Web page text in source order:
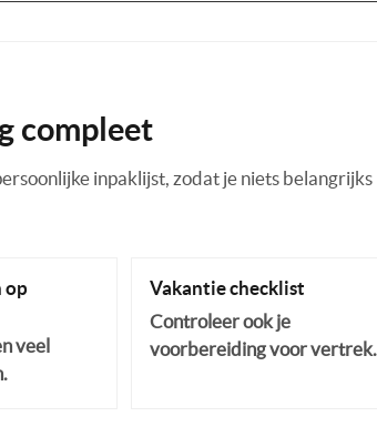
compleet
inpaklijst, zodat je niets belangrijks
op
veel
Vakantie checklist
Controleer ook je
voorbereiding voor vertrek.